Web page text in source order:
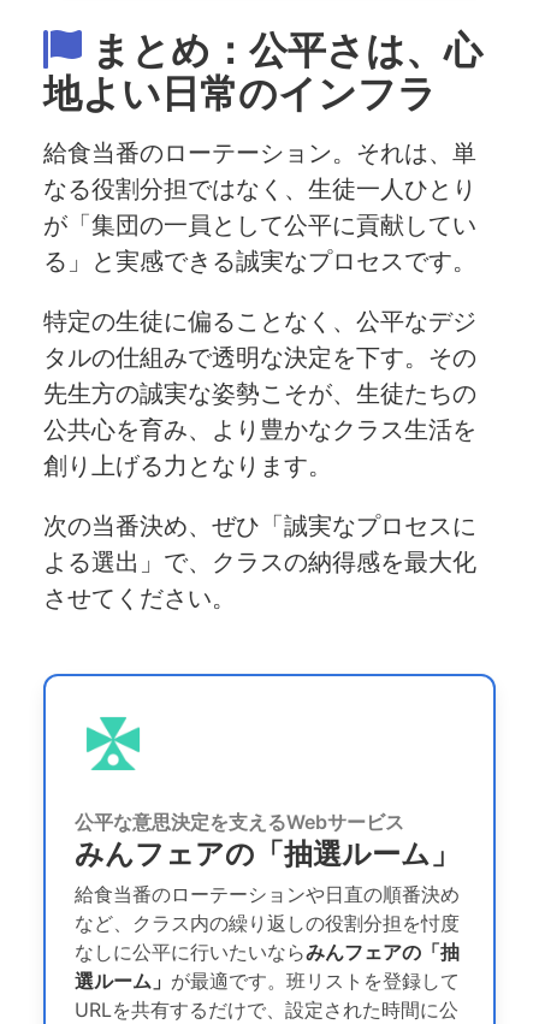
まとめ：公平さは、心
地よい日常のインフラ
給食当番のローテーション。それは、単
なる役割分担ではなく、生徒一人ひとり
が「集団の一員として公平に貢献してい
る」と実感できる誠実なプロセスです。
特定の生徒に偏ることなく、公平なデジ
タルの仕組みで透明な決定を下す。その
先生方の誠実な姿勢こそが、生徒たちの
公共心を育み、より豊かなクラス生活を
創り上げる力となります。
次の当番決め、ぜひ「誠実なプロセスに
よる選出」で、クラスの納得感を最大化
させてください。
公平な意思決定を支えるWebサービス
みんフェアの「抽選ルーム」
給食当番のローテーションや日直の順番決め
など、クラス内の繰り返しの役割分担を忖度
なしに公平に行いたいならみんフェアの「抽
選ルーム」 が最適です。班リストを登録して
URLを共有するだけで、設定された時間に公